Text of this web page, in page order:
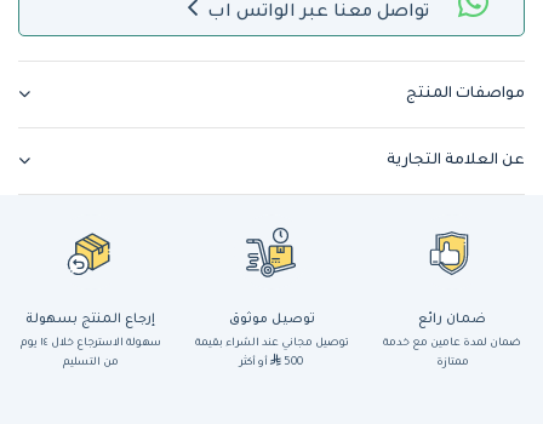
تواصل معنا عبر الواتس اب
مواصفات المنتج
عن العلامة التجارية
ضمان رائع
ضمان لمدة عامين مع خدمة
ممتازة
توصيل موثوق
توصيل مجاني عند الشراء بقيمة
500
أو أكثر
إرجاع المنتج بسهولة
سهولة الاسترجاع خلال ١٤ يوم
من التسليم